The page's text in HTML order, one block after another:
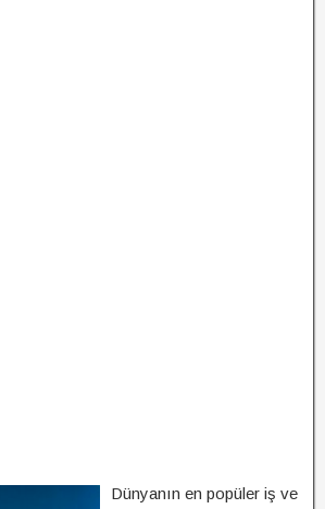
Dünyanın en popüler iş ve